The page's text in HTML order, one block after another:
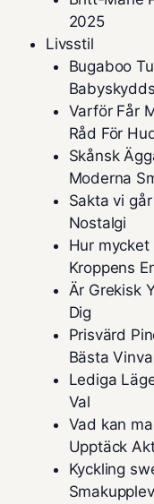
2025
Livsstil
Bugaboo
Varför Får
Råd För
Skånsk
Moderna
Sakta vi
Nostalgi
Hur
Kroppens
Är Grekisk
Dig
Prisvärd
Bästa
Lediga
Val
Vad kan
Upptäck
Kyckling